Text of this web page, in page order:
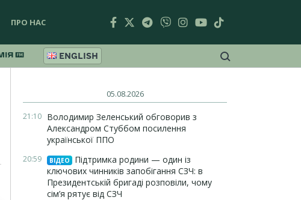
ПРО НАС
ENGLISH
05.08.2026
21:10 Володимир Зеленський обговорив з
Александром Стуббом посилення
української ППО
20:59 ВІДЕО
Підтримка родини — один із
ключових чинників запобігання СЗЧ: в
Президентській бригаді розповіли, чому
сім’я рятує від СЗЧ